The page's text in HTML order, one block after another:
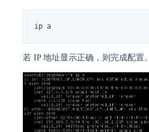
ip a
若 IP 地址显示正确，则完成配置。